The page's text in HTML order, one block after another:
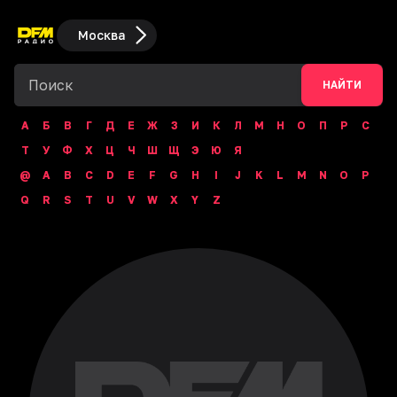
Москва
НАЙТИ
А Б В Г Д Е Ж З И К Л М Н О П Р
С
Т
У Ф Х Ц Ч Ш Щ Э Ю
Я
@
A B C D E F G H I J K L M N O
P
Q
R S T U V W X Y Z